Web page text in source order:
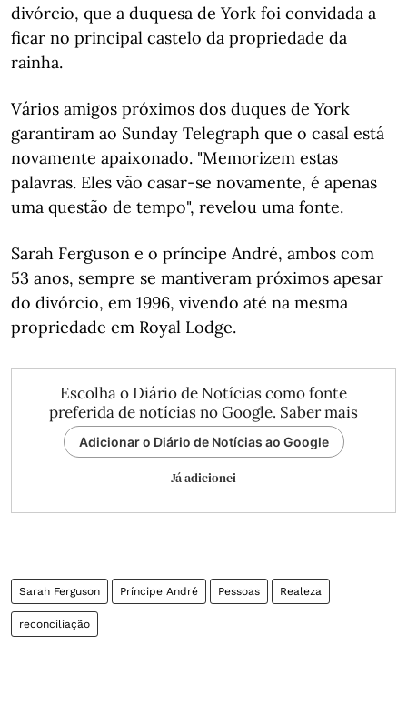
divórcio, que a duquesa de York foi convidada a
ficar no principal castelo da propriedade da
rainha.
Vários amigos próximos dos duques de York
garantiram ao Sunday Telegraph que o casal está
novamente apaixonado. "Memorizem estas
palavras. Eles vão casar-se novamente, é apenas
uma questão de tempo", revelou uma fonte.
Sarah Ferguson e o príncipe André, ambos com
53 anos, sempre se mantiveram próximos apesar
do divórcio, em 1996, vivendo até na mesma
propriedade em Royal Lodge.
Escolha o Diário de Notícias como fonte
preferida de notícias no Google. Saber mais
Adicionar o Diário de Notícias ao Google
Já adicionei
Sarah Ferguson Príncipe André Pessoas Realeza
reconciliação